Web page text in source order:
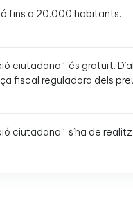
fins a 20.000 habitants.
ciutadana” és gratuït.
fiscal reguladora dels
ciutadana” s’ha de